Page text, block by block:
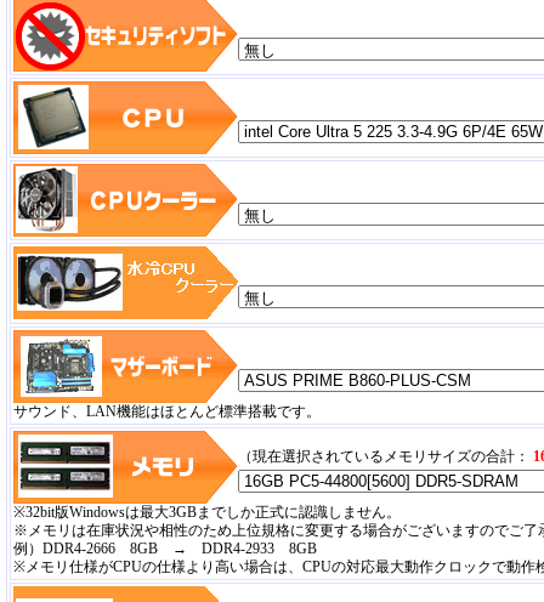
サウンド、LAN機能はほとんど標準搭載です。
（現在選択されているメモリサイズの合計：
※32bit版Windowsは最大3GBまでしか正式に認識しません。
※メモリは在庫状況や相性のため上位規格に変更する場合がございますのでご了
例）DDR4-2666 8GB → DDR4-2933 8GB
※メモリ仕様がCPUの仕様より高い場合は、CPUの対応最大動作クロックで動作